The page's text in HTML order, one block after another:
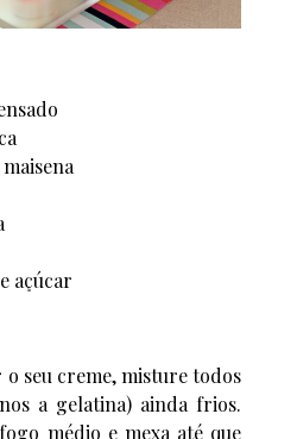
açúcar
seu creme, misture todos
a gelatina) ainda frios.
médio e mexa até que